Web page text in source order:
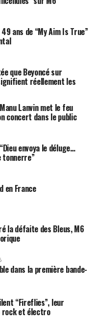
ans de “My Aim Is True”
que Beyoncé sur
réellement les
Lanvin met le feu
concert dans le public
envoya le déluge…
tonnerre”
en France
la défaite des Bleus, M6
dans la première bande-
“Fireflies”, leur
rock et électro